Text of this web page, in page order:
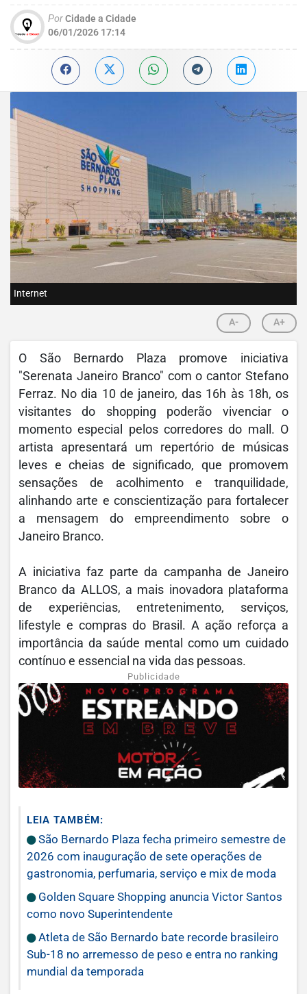
PorCidade a Cidade
06/01/2026 17:14
Internet
A- A+
O São Bernardo Plaza promove iniciativa
"Serenata Janeiro Branco" com o cantor Stefano
Ferraz. No dia 10 de janeiro, das 16h às 18h, os
visitantes do shopping poderão vivenciar o
momento especial pelos corredores do mall. O
artista apresentará um repertório de músicas
leves e cheias de significado, que promovem
sensações de acolhimento e tranquilidade,
alinhando arte e conscientização para fortalecer
a mensagem do empreendimento sobre o
Janeiro Branco.
A iniciativa faz parte da campanha de Janeiro
Branco da ALLOS, a mais inovadora plataforma
de experiências, entretenimento, serviços,
lifestyle e compras do Brasil. A ação reforça a
importância da saúde mental como um cuidado
contínuo e essencial na vida das pessoas.
Publicidade
LEIA TAMBÉM:
São Bernardo Plaza fecha primeiro semestre de
2026 com inauguração de sete operações de
gastronomia, perfumaria, serviço e mix de moda
Golden Square Shopping anuncia Victor Santos
como novo Superintendente
Atleta de São Bernardo bate recorde brasileiro
Sub-18 no arremesso de peso e entra no ranking
mundial da temporada